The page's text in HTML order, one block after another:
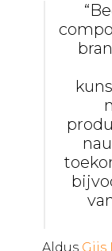
Aldus Gijs